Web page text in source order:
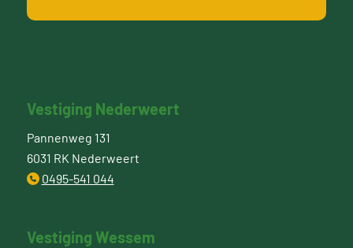
Vestiging Nederweert
Pannenweg 131
6031 RK Nederweert
0495-541 044
Vestiging Wessem